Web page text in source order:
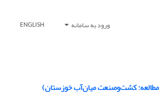
ورود به سامانه ENGLISH
مطالعه: کشت‌وصنعت میان‌آب خوزستان)